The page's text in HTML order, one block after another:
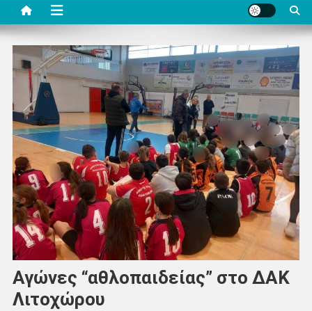
Αγώνες “αθλοπαιδείας” στο ΔΑΚ
Λιτοχώρου